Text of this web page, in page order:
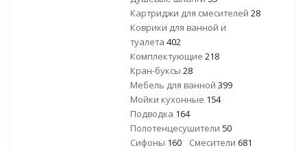
Картриджи для смесителей 28
Коврики для ванной и
туалета 402
Комплектующие 218
Кран-буксы 28
Мебель для ванной 399
Мойки кухонные 154
Подводка 164
Полотенцесушители 50
Сифоны 160 Смесители 681